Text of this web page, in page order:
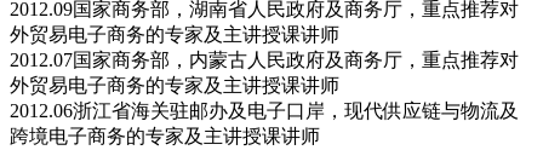
2012.09国家商务部，湖南省人民政府及商务厅，重点推荐对
外贸易电子商务的专家及主讲授课讲师
2012.07国家商务部，内蒙古人民政府及商务厅，重点推荐对
外贸易电子商务的专家及主讲授课讲师
2012.06浙江省海关驻邮办及电子口岸，现代供应链与物流及
跨境电子商务的专家及主讲授课讲师